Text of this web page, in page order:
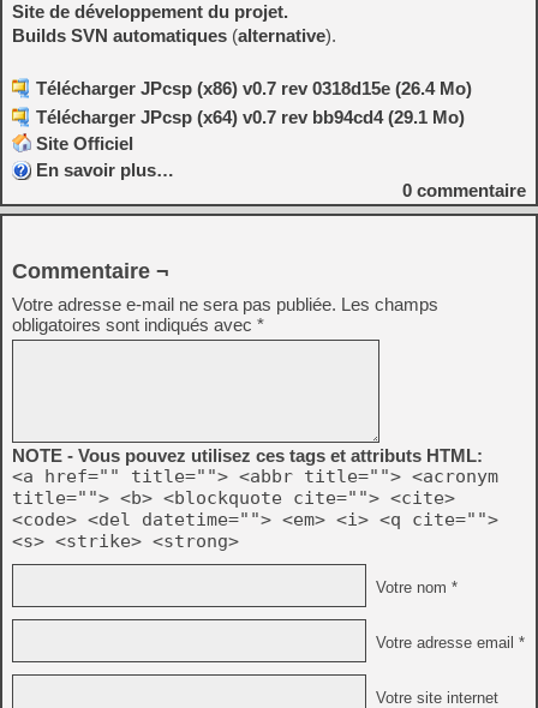
Site de développement du projet.
Builds SVN automatiques (alternative).
Télécharger JPcsp (x86) v0.7 rev 0318d15e (26.4 Mo)
Télécharger JPcsp (x64) v0.7 rev bb94cd4 (29.1 Mo)
Site Officiel
En savoir plus…
0 commentaire
Commentaire ¬
Votre adresse e-mail ne sera pas publiée. Les champs
obligatoires sont indiqués avec *
NOTE - Vous pouvez utilisez ces tags et attributs HTML:
<a href="" title=""> <abbr title=""> <acronym
title=""> <b> <blockquote cite=""> <cite>
<code> <del datetime=""> <em> <i> <q cite="">
<s> <strike> <strong>
Votre nom *
Votre adresse email *
Votre site internet